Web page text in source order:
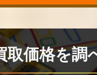
メタルスラッグ4
180,000
取価格を調